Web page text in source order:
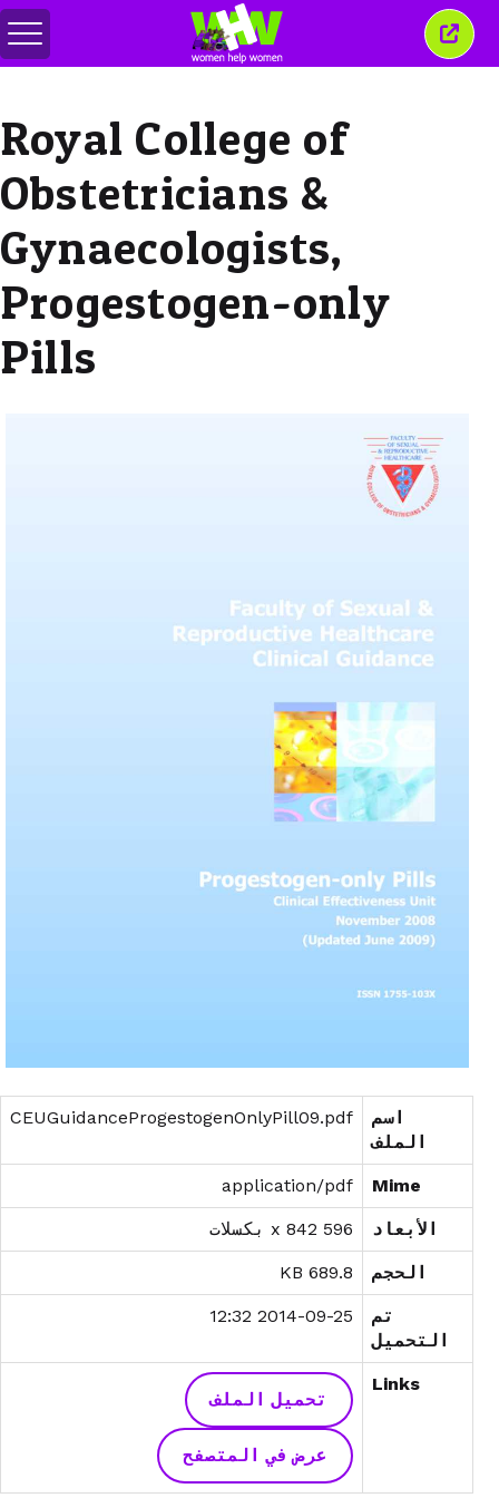
Toggle
menu
Close
this
Royal College of
Obstetricians &
Gynaecologists,
Progestogen-only
Pills
اسم
الملف
CEUGuidanceProgestogenOnlyPill09.pdf
Mime
application/pdf
الأبعاد 596 x 842 بكسلات
الحجم 689.8 KB
تم
التحميل
2014-09-25 12:32
Links
تحميل الملف
عرض في المتصفح